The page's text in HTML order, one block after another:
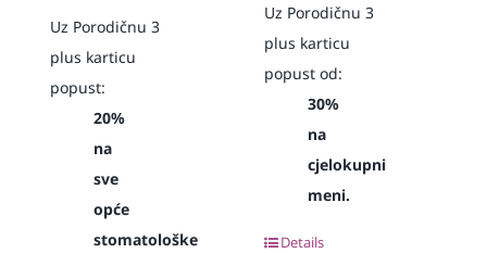
Uz Porodičnu 3
plus karticu
popust:
20%
na
sve
opće
stomatološke
Uz Porodičnu 3
plus karticu
popust od:
30%
na
cjelokupni
meni.
Details